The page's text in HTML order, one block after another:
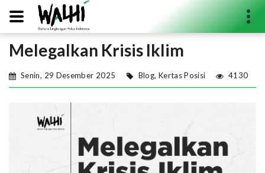
Melegalkan Krisis Iklim
Senin, 29 Desember 2025 Blog, Kertas Posisi 4130